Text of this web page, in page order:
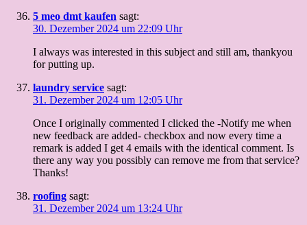
5 meo dmt kaufen​ sagt:
30. Dezember 2024 um 22:09 Uhr
I always was interested in this subject and still am, thankyou
for putting up.
laundry service sagt:
31. Dezember 2024 um 12:05 Uhr
Once I originally commented I clicked the -Notify me when
new feedback are added- checkbox and now every time a
remark is added I get 4 emails with the identical comment. Is
there any way you possibly can remove me from that service?
Thanks!
roofing sagt:
31. Dezember 2024 um 13:24 Uhr